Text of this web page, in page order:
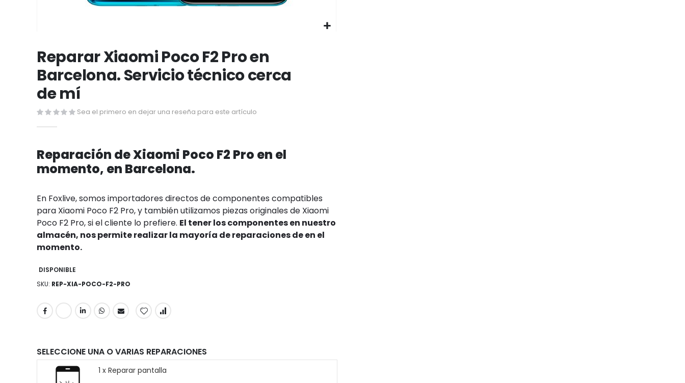
al
comienzo
de
galería
de
Reparar Xiaomi Poco F2 Pro en
Barcelona. Servicio técnico cerca
de mí
Sea el primero en dejar una reseña para este artículo
Reparación de Xiaomi Poco F2 Pro en el
momento, en Barcelona.
En Foxlive, somos importadores directos de componentes compatibles
para Xiaomi Poco F2 Pro, y también utilizamos piezas originales de Xiaomi
Poco F2 Pro, si el cliente lo prefiere. El tener los componentes en nuestro
almacén, nos permite realizar la mayoría de reparaciones de en el
momento.
DISPONIBLE
SKU REP-XIA-POCO-F2-PRO
SELECCIONE UNA O VARIAS REPARACIONES
1 x Reparar pantalla